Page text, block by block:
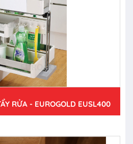
RỬA - EUROGOLD EUSL400